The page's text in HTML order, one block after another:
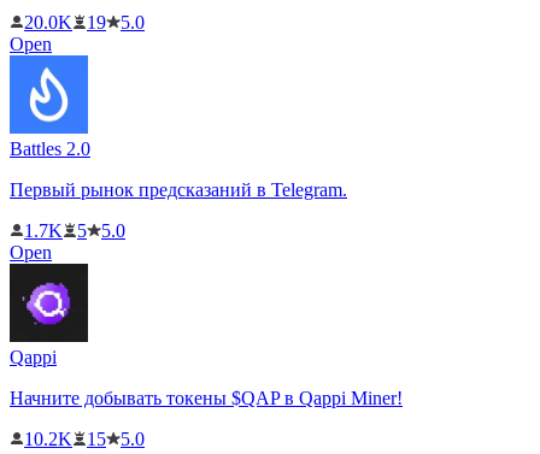
20.0K
19
5.0
Open
Battles 2.0
Первый рынок предсказаний в Telegram.
1.7K
5
5.0
Open
Qappi
Начните добывать токены $QAP в Qappi Miner!
10.2K
15
5.0